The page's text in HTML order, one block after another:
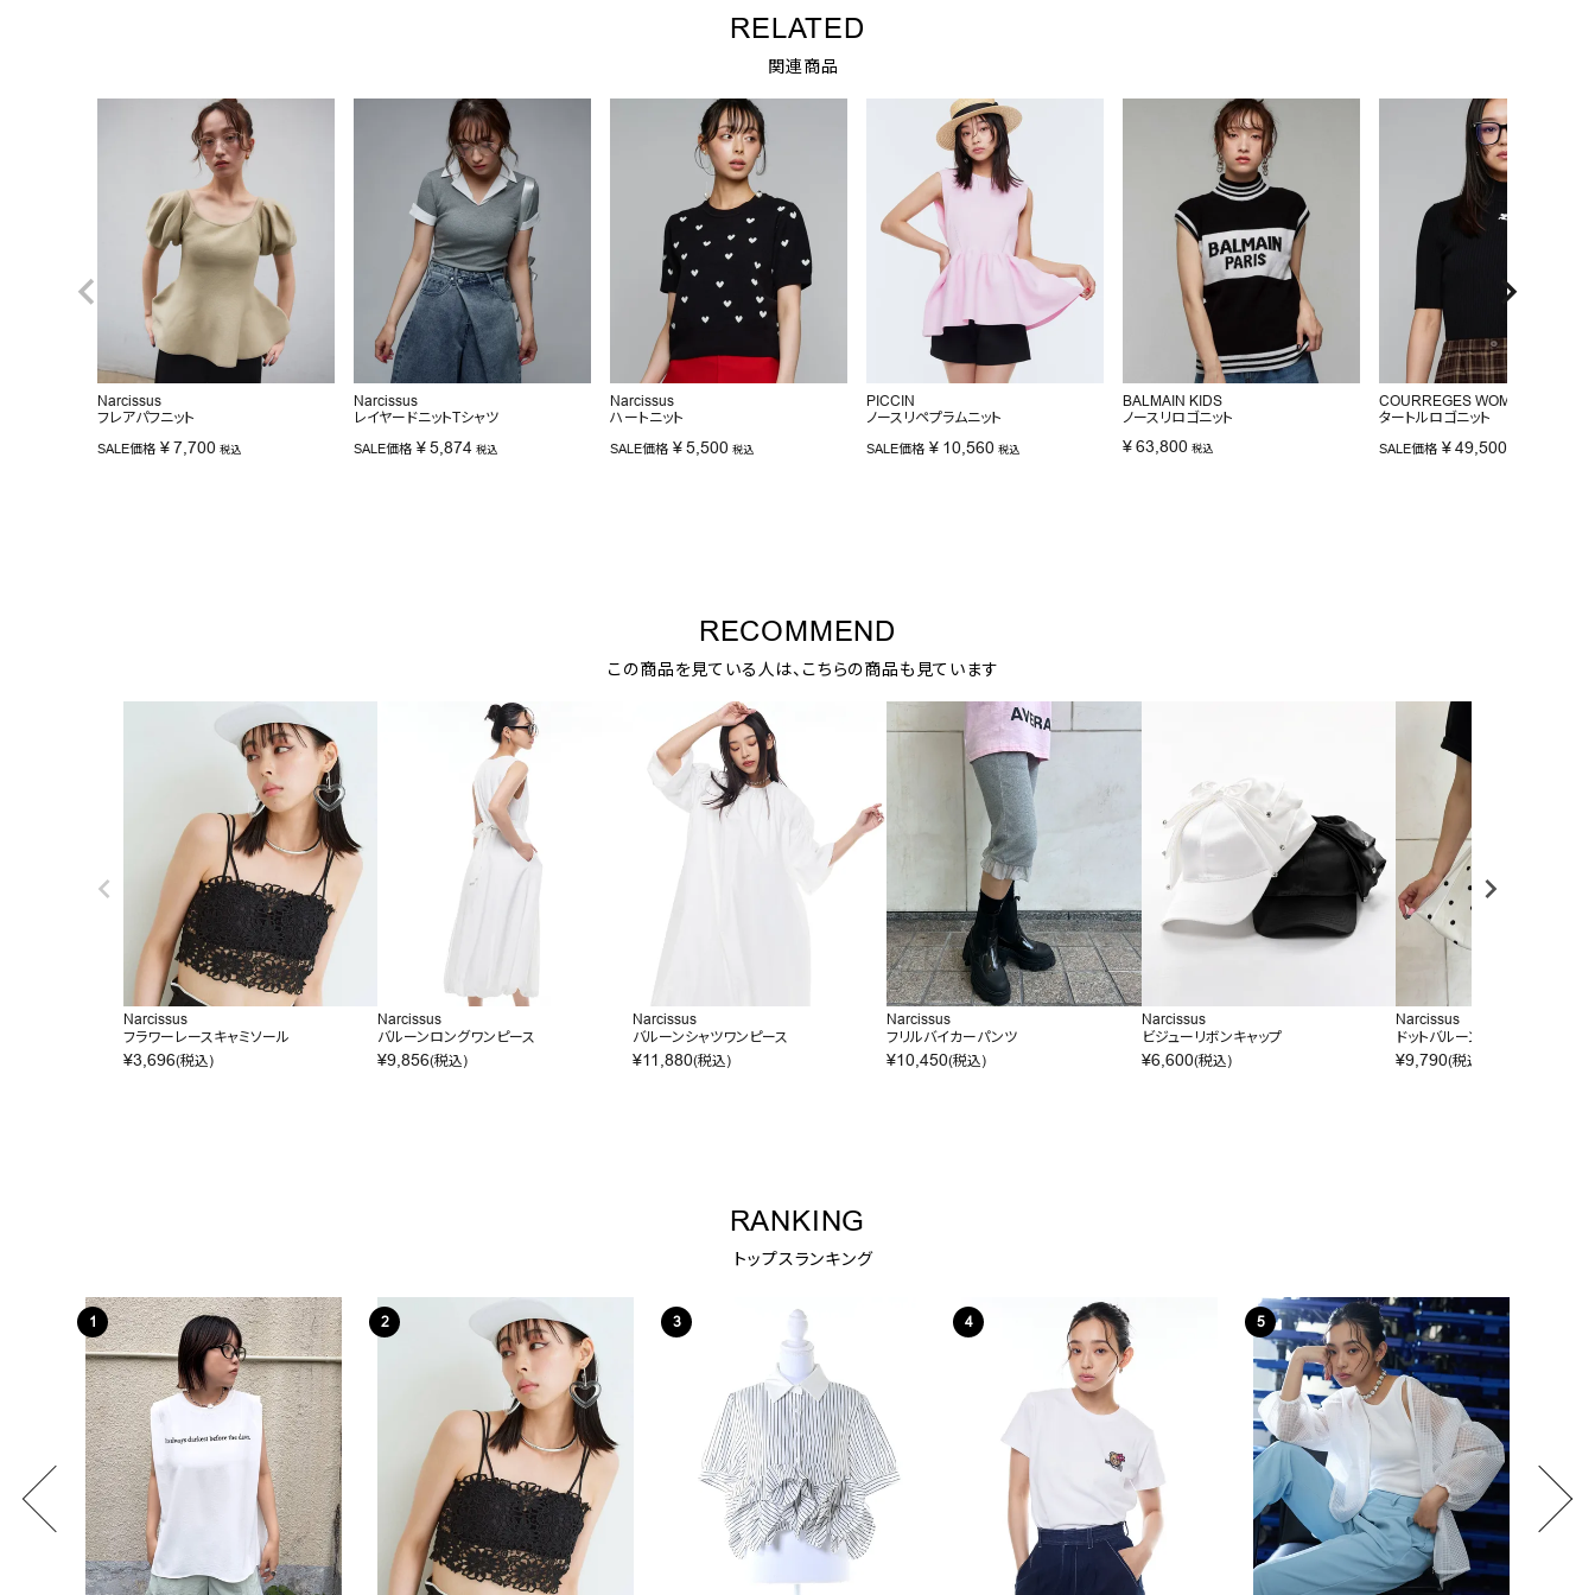
RELATED
関連商品
Narcissus
フレアパフニット
SALE価格 ¥7,700 税込
Narcissus
レイヤードニットTシャツ
SALE価格 ¥5,874 税込
Narcissus
ハートニット
SALE価格 ¥5,500 税込
PICCIN
ノースリペプラムニット
SALE価格 ¥ 10,560 税込
BALMAIN KIDS
ノースリロゴニット
¥63,800 税込
COURREGES WOMAN
タートルロゴニット
SALE価格 ¥49,500
RECOMMEND
この商品を見ている人は、こちらの商品も見ています
Narcissus
フラワーレースキャミソール
¥3,696(税込)
Narcissus
バルーンロングワンピース
¥9,856(税込)
Narcissus
バルーンシャツワンピース
¥11,880(税込)
Narcissus
フリルバイカーパンツ
¥10,450(税込)
Narcissus
ビジューリボンキャップ
¥6,600(税込)
Narcissus
ドットバルーンミニスカート
¥9,790(税込)
RANKING
トップスランキング